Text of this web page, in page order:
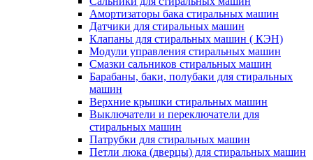
Амортизаторы бака стиральных машин
Датчики для стиральных машин
Клапаны для стиральных машин ( КЭН)
Модули управления стиральных машин
Смазки сальников стиральных машин
Барабаны, баки, полубаки для стиральных
машин
Верхние крышки стиральных машин
Выключатели и переключатели для
стиральных машин
Патрубки для стиральных машин
Петли люка (дверцы) для стиральных машин